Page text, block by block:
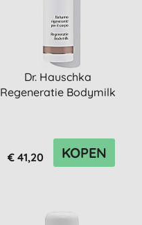
Dr. Hauschka
Regeneratie Bodymilk
€ 41,20 KOPEN